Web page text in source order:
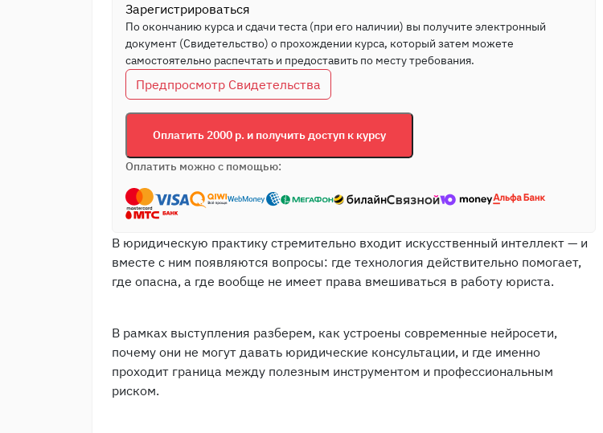
Зарегистрироваться
По окончанию курса и сдачи теста (при его наличии) вы получите электронный
документ (Свидетельство) о прохождении курса, который затем можете
самостоятельно распечтать и предоставить по месту требования.
Предпросмотр Свидетельства
Оплатить 2000 р. и получить доступ к курсу
Оплатить можно с помощью:
В юридическую практику стремительно входит искусственный интеллект — и
вместе с ним появляются вопросы: где технология действительно помогает,
где опасна, а где вообще не имеет права вмешиваться в работу юриста.
В рамках выступления разберем, как устроены современные нейросети,
почему они не могут давать юридические консультации, и где именно
проходит граница между полезным инструментом и профессиональным
риском.